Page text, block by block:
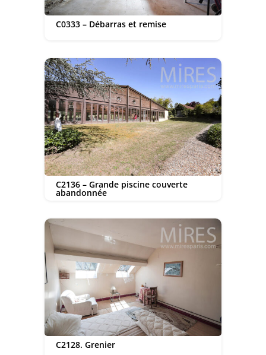
C0333 – Débarras et remise
C2136 – Grande piscine couverte
abandonnée
C2128. Grenier